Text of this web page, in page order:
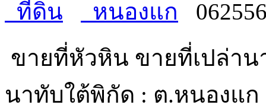
ที่ดิน หนองแก
ขายที่หัวหิน ขายที่เปล่าน
นาทับใต้พิกัด : ต.หนองแ